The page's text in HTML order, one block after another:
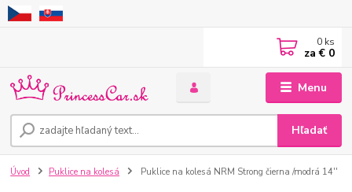
Menu
Hľadať
0 ks
za € 0
Úvod Puklice na kolesá Puklice na kolesá NRM Strong čierna /modrá 14''